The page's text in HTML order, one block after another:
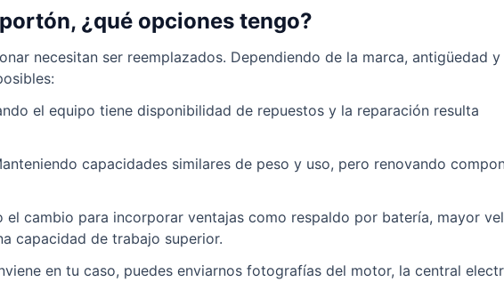
¿qué opciones tengo?
necesitan ser reemplazados. Dependiendo de la marca, antigüedad
el equipo tiene disponibilidad de repuestos y la reparación resulta
capacidades similares de peso y uso, pero renovando
cambio para incorporar ventajas como respaldo por batería, mayor
capacidad de trabajo superior.
en tu caso, puedes enviarnos fotografías del motor, la central